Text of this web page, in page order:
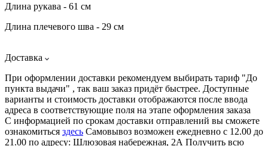
Длина рукава - 61 см
Длина плечевого шва - 29 см
Доставка
При оформлении доставки рекомендуем выбирать тариф "До
пункта выдачи" , так ваш заказ придёт быстрее. Доступные
варианты и стоимость доставки отображаются после ввода
адреса в соответствующие поля на этапе оформления заказа
С информацией по срокам доставки отправлений вы сможете
ознакомиться здесь Самовывоз возможен ежедневно с 12.00 до
21.00 по адресу: Шлюзовая набережная, 2А Получить всю